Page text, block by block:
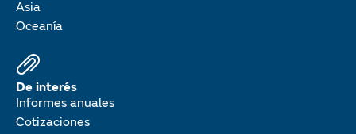
Asia
Oceanía
De interés
Informes anuales
Cotizaciones